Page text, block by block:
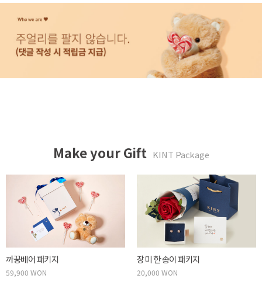
Make your Gift KINT Package
까꿍베어 패키지
59,900 WON
장미 한 송이 패키지
20,000 WON